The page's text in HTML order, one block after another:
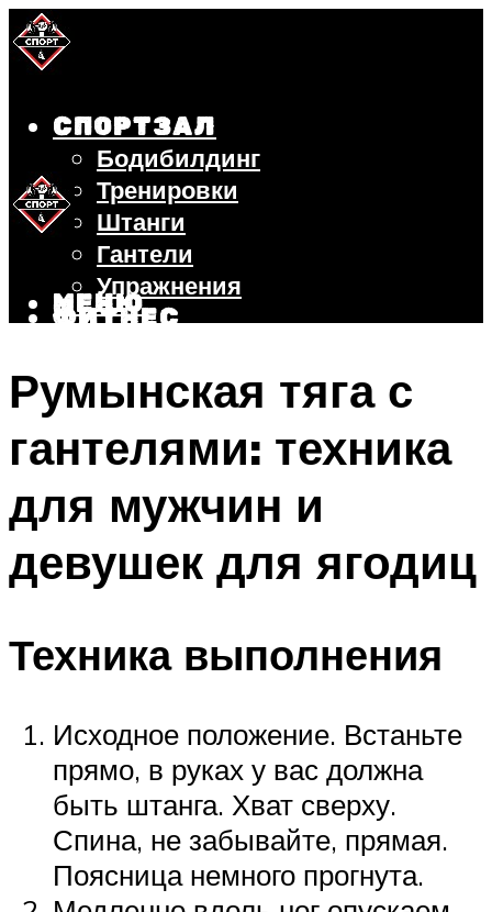
СПОРТЗАЛ
Бодибилдинг
Тренировки
Штанги
Гантели
Упражнения
ФИТНЕС
ВЕЛОСИПЕД
ПОХУДЕНИЕ
МЕНЮ
Румынская тяга с
гантелями: техника
для мужчин и
девушек для ягодиц
Техника выполнения
Исходное положение. Встаньте
прямо, в руках у вас должна
быть штанга. Хват сверху.
Спина, не забывайте, прямая.
Поясница немного прогнута.